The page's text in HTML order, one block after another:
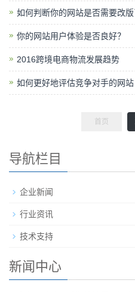
如何判断你的网站是否需要改版
你的网站用户体验是否良好？
2016跨境电商物流发展趋势
如何更好地评估竞争对手的网站
首页
导航栏目
企业新闻
行业资讯
技术支持
新闻中心